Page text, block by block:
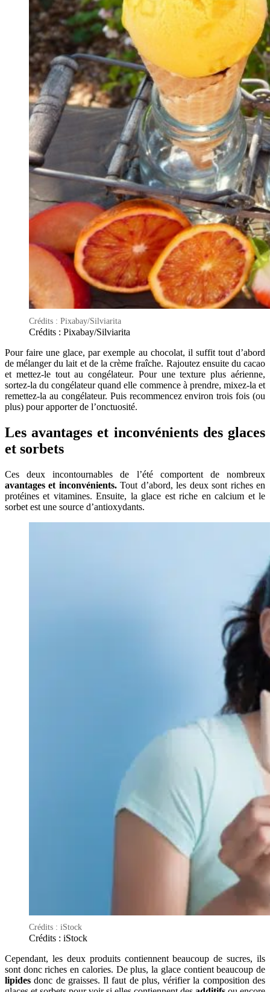
Crédits : Pixabay/Silviarita
Crédits : Pixabay/Silviarita
Pour faire une glace, par exemple au chocolat, il suffit tout d’abord
de mélanger du lait et de la crème fraîche. Rajoutez ensuite du cacao
et mettez-le tout au congélateur. Pour une texture plus aérienne,
sortez-la du congélateur quand elle commence à prendre, mixez-la et
remettez-la au congélateur. Puis recommencez environ trois fois (ou
plus) pour apporter de l’onctuosité.
Les avantages et inconvénients des glaces
et sorbets
Ces deux incontournables de l’été comportent de nombreux
avantages et inconvénients.Tout d’abord, les deux sont riches en
protéines et vitamines. Ensuite, la glace est riche en calcium et le
sorbet est une source d’antioxydants.
Crédits : iStock
Crédits : iStock
Cependant, les deux produits contiennent beaucoup de sucres, ils
sont donc riches en calories. De plus, la glace contient beaucoup de
lipides donc de graisses. Il faut de plus, vérifier la composition des